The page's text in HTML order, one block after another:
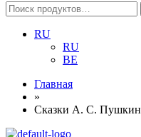
Search
for:
RU
RU
BE
Главная
»
Сказки А. С. Пушкин
Menu